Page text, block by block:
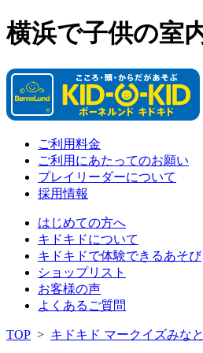
横浜で子供の室
ご利用料金
ご利用にあたってのお願い
プレイリーダーについて
採用情報
はじめての方へ
キドキドについて
キドキドで体験できるあそび
ショップリスト
お客様の声
よくあるご質問
TOP > キドキド マークイズみな